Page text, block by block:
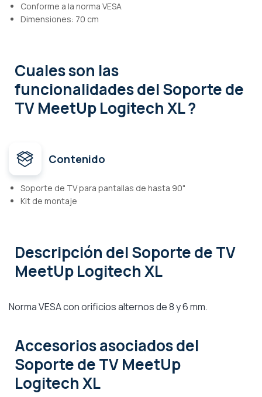
Conforme a la norma VESA
Dimensiones: 70 cm
Cuales son las
funcionalidadesdel Soporte de
TV MeetUp Logitech XL ?
Contenido
Soporte de TV para pantallas de hasta 90"
Kit de montaje
Descripción del Soporte de TV
MeetUp Logitech XL
Norma VESA con orificios alternos de 8 y 6 mm.
Accesorios asociadosdel
Soporte de TV MeetUp
Logitech XL